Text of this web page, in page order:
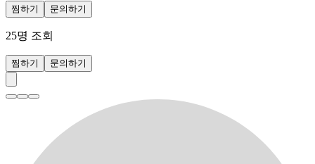
찜하기 문의하기
25명 조회
찜하기 문의하기